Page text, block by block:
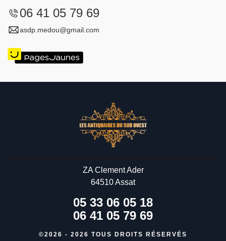
06 41 05 79 69
asdp.medou@gmail.com
ZA Clement Ader
64510 Assat
05 33 06 05 18
06 41 05 79 69
©2026 - 2026 TOUS DROITS RÉSERVÉS